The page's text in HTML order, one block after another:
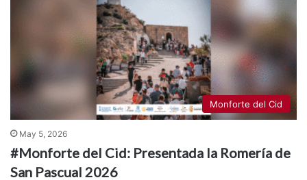
Monforte del Cid
May 5, 2026
#Monforte del Cid: Presentada la Romería de
San Pascual 2026